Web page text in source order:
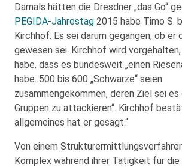
Damals hätten die Dresdner „das Go“
PEGIDA-Jahrestag 2015 habe Timo S.
Kirchhof. Es sei darum gegangen, ob er
gewesen sei. Kirchhof wird
habe, dass es bundesweit „einen
habe. 500 bis 600 „Schwarze“ seien
zusammengekommen, deren Ziel sei es
Gruppen zu attackieren“. Kirchhof
allgemeines hat er gesagt.“
Von einem
Komplex während ihrer Tätigkeit für die